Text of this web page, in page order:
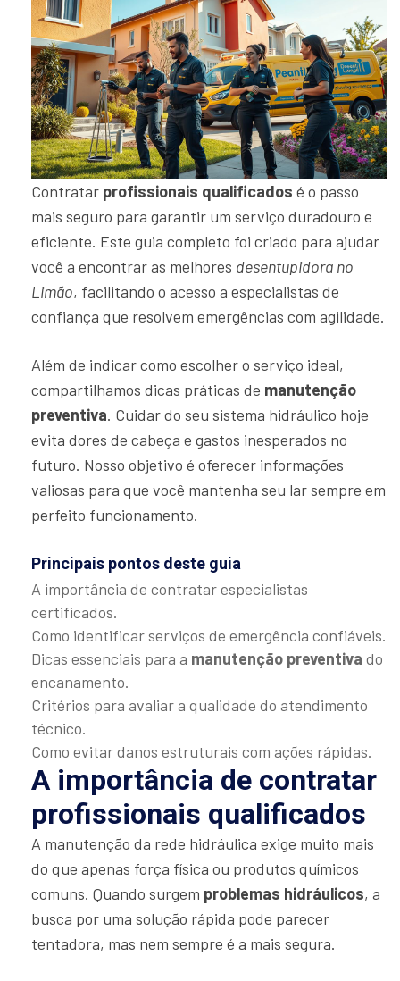
Contratar profissionais qualificados é o passo
mais seguro para garantir um serviço duradouro e
eficiente. Este guia completo foi criado para ajudar
você a encontrar as melhores desentupidora no
Limão, facilitando o acesso a especialistas de
confiança que resolvem emergências com agilidade.
Além de indicar como escolher o serviço ideal,
compartilhamos dicas práticas de manutenção
preventiva. Cuidar do seu sistema hidráulico hoje
evita dores de cabeça e gastos inesperados no
futuro. Nosso objetivo é oferecer informações
valiosas para que você mantenha seu lar sempre em
perfeito funcionamento.
Principais pontos deste guia
A importância de contratar especialistas
certificados.
Como identificar serviços de emergência confiáveis.
Dicas essenciais para a manutenção preventiva do
encanamento.
Critérios para avaliar a qualidade do atendimento
técnico.
Como evitar danos estruturais com ações rápidas.
A importância de contratar
profissionais qualificados
A manutenção da rede hidráulica exige muito mais
do que apenas força física ou produtos químicos
comuns. Quando surgem problemas hidráulicos, a
busca por uma solução rápida pode parecer
tentadora, mas nem sempre é a mais segura.